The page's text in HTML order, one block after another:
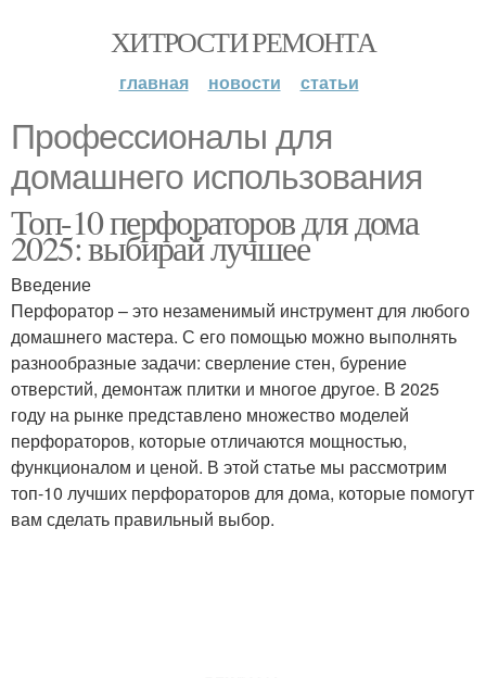
ХИТРОСТИ РЕМОНТА
главная новости статьи
Профессионалы для
домашнего использования
Топ-10 перфораторов для дома
2025: выбирай лучшее
Введение
Перфоратор – это незаменимый инструмент для любого
домашнего мастера. С его помощью можно выполнять
разнообразные задачи: сверление стен, бурение
отверстий, демонтаж плитки и многое другое. В 2025
году на рынке представлено множество моделей
перфораторов, которые отличаются мощностью,
функционалом и ценой. В этой статье мы рассмотрим
топ-10 лучших перфораторов для дома, которые помогут
вам сделать правильный выбор.